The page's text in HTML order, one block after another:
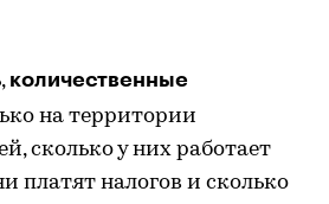
количественные
на территории
сколько у них работает
платят налогов и сколько